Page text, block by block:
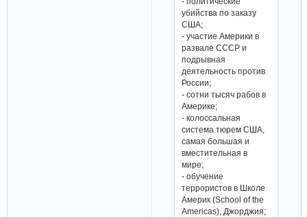
убийства по заказу
США;
- участие Америки в
развале СССР и
подрывная
деятельность против
России;
- сотни тысяч рабов в
Америке;
- колоссальная
система тюрем CША,
самая большая и
вместительная в
мире;
- обучение
террористов в Школе
Америк (School of the
Americas), Джорджия;